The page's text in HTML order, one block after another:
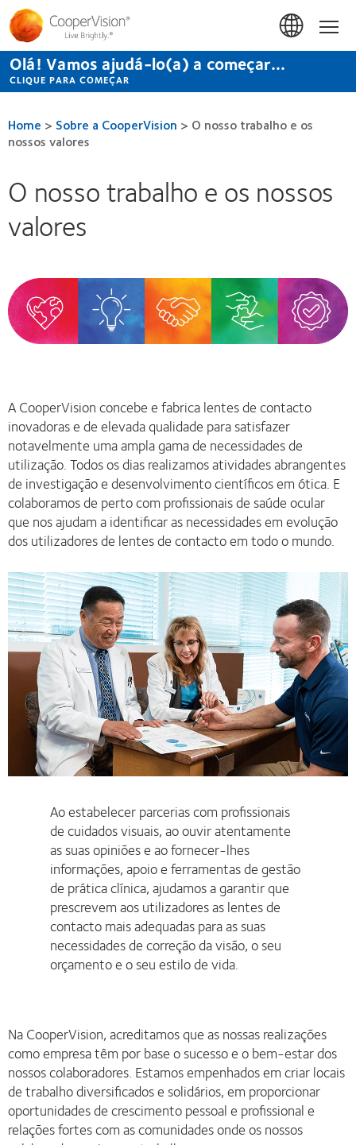
Passar
para
conteúdo
principal
Início
Olá! Vamos ajudá-lo(a) a começar...
CLIQUE PARA COMEÇAR
Home > Sobre a CooperVision > O nosso trabalho e os
nossos valores
O nosso trabalho e os nossos
valores
A CooperVision concebe e fabrica lentes de contacto
inovadoras e de elevada qualidade para satisfazer
notavelmente uma ampla gama de necessidades de
utilização. Todos os dias realizamos atividades abrangentes
de investigação e desenvolvimento científicos em ótica. E
colaboramos de perto com profissionais de saúde ocular
que nos ajudam a identificar as necessidades em evolução
dos utilizadores de lentes de contacto em todo o mundo.
Ao estabelecer parcerias com profissionais
de cuidados visuais, ao ouvir atentamente
as suas opiniões e ao fornecer-lhes
informações, apoio e ferramentas de gestão
de prática clínica, ajudamos a garantir que
prescrevem aos utilizadores as lentes de
contacto mais adequadas para as suas
necessidades de correção da visão, o seu
orçamento e o seu estilo de vida.
Na CooperVision, acreditamos que as nossas realizações
como empresa têm por base o sucesso e o bem-estar dos
nossos colaboradores. Estamos empenhados em criar locais
de trabalho diversificados e solidários, em proporcionar
oportunidades de crescimento pessoal e profissional e
relações fortes com as comunidades onde os nossos